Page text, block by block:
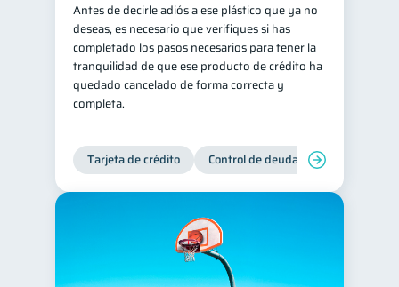
Antes de decirle adiós a ese plástico que ya no
deseas, es necesario que verifiques si has
completado los pasos necesarios para tener la
tranquilidad de que ese producto de crédito ha
quedado cancelado de forma correcta y
completa.
Tarjeta de crédito Control de deudas